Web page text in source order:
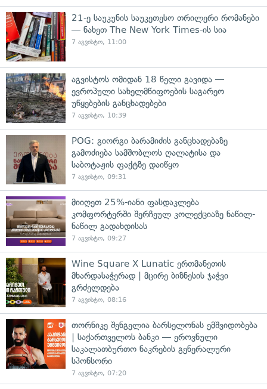
21-ე საუკუნის საუკეთესო თრილერი რომანები
— ნახეთ The New York Times-ის სია
7 აგვისტო, 11:00
აგვისტოს ომიდან 18 წელი გავიდა —
ევროპული სახელმწიფოების საგარეო
უწყებების განცხადებები
7 აგვისტო, 10:39
POG: გიორგი ბარამიძის განცხადებაზე
გამოძიება სამშობლოს ღალატისა და
საბოტაჟის ფაქტზე დაიწყო
7 აგვისტო, 09:31
მიიღეთ 25%-იანი ფასდაკლება
კომფორტერში შერჩეულ კოლექციაზე ნაწილ-
ნაწილ გადახდისას
7 აგვისტო, 09:27
Wine Square X Lunatic ერთმანეთის
მხარდასაჭერად | მცირე ბიზნესის ჯაჭვი
გრძელდება
7 აგვისტო, 08:16
თორნიკე შენგელია ბარსელონას ემშვიდობება
| საქართველოს ბანკი — ეროვნული
საკალათბურთო ნაკრების გენერალური
სპონსორი
7 აგვისტო, 07:20